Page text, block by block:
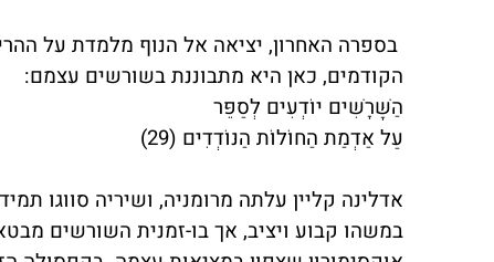
בספרה האחרון, יציאה אל הנוף מלמדת על
הקודמים, כאן היא מתבוננת בשורשים עצמם:
הַשָּׁרָשִׁים יוֹדְעִים לְסַפֵּר
עַל אַדְמַת הַחוֹלוֹת הַנּוֹדְדִים (29)
אדלינה קליין עלתה מרומניה, ושיריה סווגו
במשהו קבוע ויציב, אך בו-זמנית השורשים